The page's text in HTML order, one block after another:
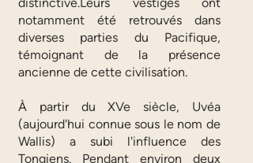
notamment été retrouvés dans
diverses parties du Pacifique,
témoignant de la présence
ancienne de cette civilisation.
À partir du XVe siècle, Uvéa
(aujourd'hui connue sous le nom de
Wallis) a subi l'influence des
Tongiens. Pendant environ deux